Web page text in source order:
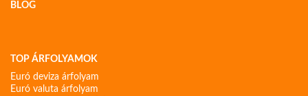
BLOG
TOP ÁRFOLYAMOK
Euró deviza árfolyam
Euró valuta árfolyam